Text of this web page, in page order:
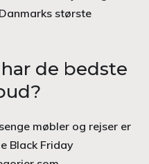
største
de bedste
møbler og rejser er
Black Friday